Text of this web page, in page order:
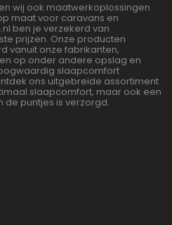
wij ook maatwerkoplossingen
maat voor caravans en
ben je verzekerd van
prijzen. Onze producten
vanuit onze fabrikanten,
op onder andere opslag en
slaapcomfort
ons uitgebreide assortiment
slaapcomfort, maar ook een
de puntjes is verzorgd.